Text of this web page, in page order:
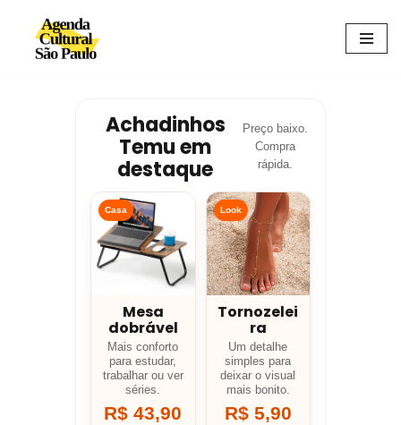
Avançar
Achadinhos
Temu em
destaque
Preço baixo.
Compra
rápida.
Casa
Mesa
dobrável
Mais conforto
para estudar,
trabalhar ou ver
séries.
R$ 43,90
Look
Tornozelei
ra
Um detalhe
simples para
deixar o visual
mais bonito.
R$ 5,90